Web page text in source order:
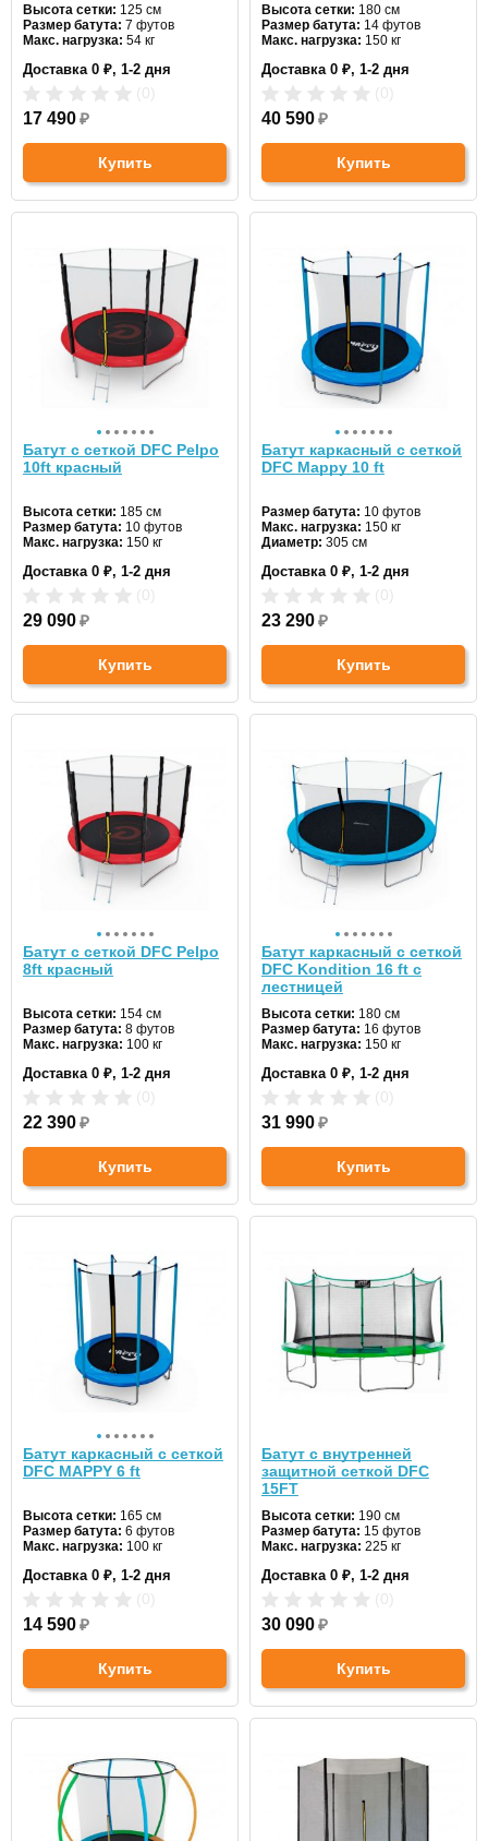
Высота сетки: 125 см
Размер батута: 7 футов
Макс. нагрузка: 54 кг
Цвет:синий
Доставка 0 ₽, 1-2 дня
17 490₽
Купить
Высота сетки: 180 см
Размер батута: 14 футов
Макс. нагрузка: 150 кг
Цвет:синий
Доставка 0 ₽, 1-2 дня
40 590₽
Купить
Батут с сеткой DFC Pelpo
10ft красный
Высота сетки: 185 см
Размер батута: 10 футов
Макс. нагрузка: 150 кг
Цвет:красный
Доставка 0 ₽, 1-2 дня
29 090₽
Купить
Батут каркасный с сеткой
DFC Mappy 10 ft
Размер батута: 10 футов
Макс. нагрузка: 150 кг
Диаметр: 305 см
Доставка 0 ₽, 1-2 дня
23 290₽
Купить
Батут с сеткой DFC Pelpo
8ft красный
Высота сетки: 154 см
Размер батута: 8 футов
Макс. нагрузка: 100 кг
Цвет:красный
Доставка 0 ₽, 1-2 дня
22 390₽
Купить
Батут каркасный с сеткой
DFC Kondition 16 ft с
лестницей
Высота сетки: 180 см
Размер батута: 16 футов
Макс. нагрузка: 150 кг
Цвет:синий
Доставка 0 ₽, 1-2 дня
31 990₽
Купить
Батут каркасный с сеткой
DFC MAPPY 6 ft
Высота сетки: 165 см
Размер батута: 6 футов
Макс. нагрузка: 100 кг
Цвет:синий
Доставка 0 ₽, 1-2 дня
14 590₽
Купить
Батут с внутренней
защитной сеткой DFC
15FT
Высота сетки: 190 см
Размер батута: 15 футов
Макс. нагрузка: 225 кг
Цвет:зеленый
Доставка 0 ₽, 1-2 дня
30 090₽
Купить